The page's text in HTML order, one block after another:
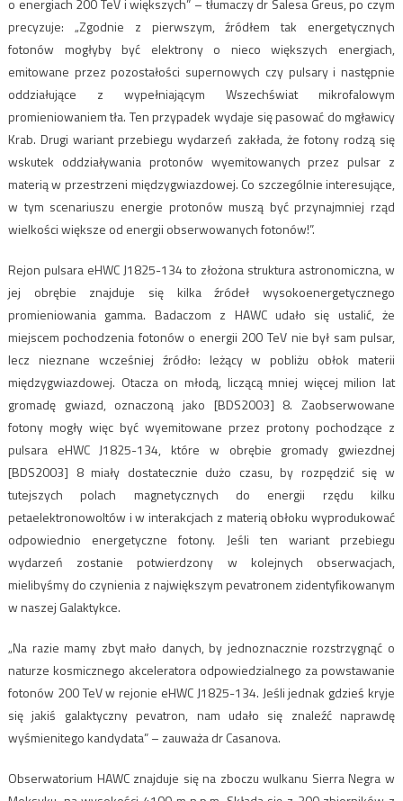
o energiach 200 TeV i większych” – tłumaczy dr Salesa Greus, po czym
precyzuje: „Zgodnie z pierwszym, źródłem tak energetycznych
fotonów mogłyby być elektrony o nieco większych energiach,
emitowane przez pozostałości supernowych czy pulsary i następnie
oddziałujące z wypełniającym Wszechświat mikrofalowym
promieniowaniem tła. Ten przypadek wydaje się pasować do mgławicy
Krab. Drugi wariant przebiegu wydarzeń zakłada, że fotony rodzą się
wskutek oddziaływania protonów wyemitowanych przez pulsar z
materią w przestrzeni międzygwiazdowej. Co szczególnie interesujące,
w tym scenariuszu energie protonów muszą być przynajmniej rząd
wielkości większe od energii obserwowanych fotonów!”.
Rejon pulsara eHWC J1825-134 to złożona struktura astronomiczna, w
jej obrębie znajduje się kilka źródeł wysokoenergetycznego
promieniowania gamma. Badaczom z HAWC udało się ustalić, że
miejscem pochodzenia fotonów o energii 200 TeV nie był sam pulsar,
lecz nieznane wcześniej źródło: leżący w pobliżu obłok materii
międzygwiazdowej. Otacza on młodą, liczącą mniej więcej milion lat
gromadę gwiazd, oznaczoną jako [BDS2003] 8. Zaobserwowane
fotony mogły więc być wyemitowane przez protony pochodzące z
pulsara eHWC J1825-134, które w obrębie gromady gwiezdnej
[BDS2003] 8 miały dostatecznie dużo czasu, by rozpędzić się w
tutejszych polach magnetycznych do energii rzędu kilku
petaelektronowoltów i w interakcjach z materią obłoku wyprodukować
odpowiednio energetyczne fotony. Jeśli ten wariant przebiegu
wydarzeń zostanie potwierdzony w kolejnych obserwacjach,
mielibyśmy do czynienia z największym pevatronem zidentyfikowanym
w naszej Galaktykce.
„Na razie mamy zbyt mało danych, by jednoznacznie rozstrzygnąć o
naturze kosmicznego akceleratora odpowiedzialnego za powstawanie
fotonów 200 TeV w rejonie eHWC J1825-134. Jeśli jednak gdzieś kryje
się jakiś galaktyczny pevatron, nam udało się znaleźć naprawdę
wyśmienitego kandydata” – zauważa dr Casanova.
Obserwatorium HAWC znajduje się na zboczu wulkanu Sierra Negra w